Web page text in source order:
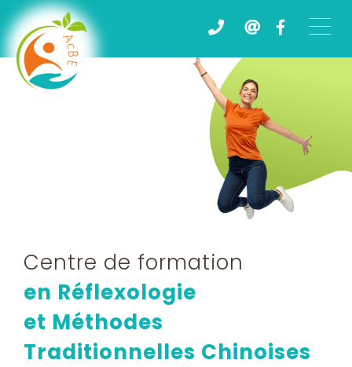
Centre de formation
en Réflexologie
et Méthodes
Traditionnelles Chinoises